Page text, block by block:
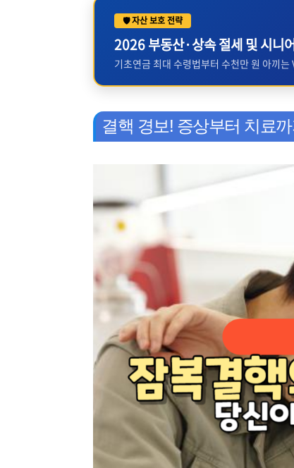
🛡️ 자산 보호 전략
2026 부동산·상속 절세 및 시니
기초연금 최대 수령법부터 수천만 원 아끼
결핵 경보! 증상부터 치료